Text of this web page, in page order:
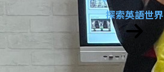
探索英語世界